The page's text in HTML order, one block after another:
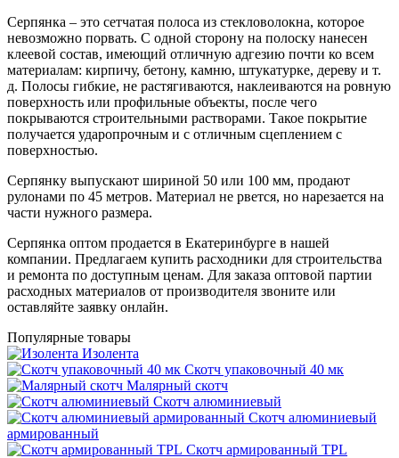
Серпянка – это сетчатая полоса из стекловолокна, которое
невозможно порвать. С одной сторону на полоску нанесен
клеевой состав, имеющий отличную адгезию почти ко всем
материалам: кирпичу, бетону, камню, штукатурке, дереву и т.
д. Полосы гибкие, не растягиваются, наклеиваются на ровную
поверхность или профильные объекты, после чего
покрываются строительными растворами. Такое покрытие
получается ударопрочным и с отличным сцеплением с
поверхностью.
Серпянку выпускают шириной 50 или 100 мм, продают
рулонами по 45 метров. Материал не рвется, но нарезается на
части нужного размера.
Серпянка оптом продается в Екатеринбурге в нашей
компании. Предлагаем купить расходники для строительства
и ремонта по доступным ценам. Для заказа оптовой партии
расходных материалов от производителя звоните или
оставляйте заявку онлайн.
Популярные товары
Изолента
Скотч упаковочный 40 мк
Малярный скотч
Скотч алюминиевый
Скотч алюминиевый
армированный
Скотч армированный TPL